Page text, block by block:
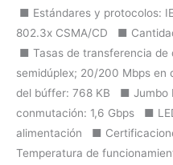
■ Estándares y protocolos:
802.3x CSMA/CD ■
■ Tasas de transferencia de
semidúplex; 20/200 Mbps
del búffer: 768 KB ■ Jumbo
conmutación: 1,6 Gbps ■
alimentación ■
Temperatura de